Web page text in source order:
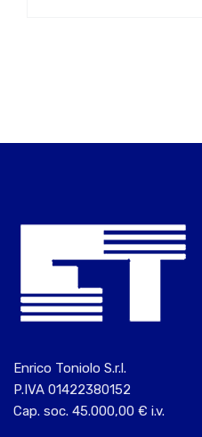
Enrico Toniolo S.r.l.
P.IVA 01422380152
Cap. soc. 45.000,00 € i.v.